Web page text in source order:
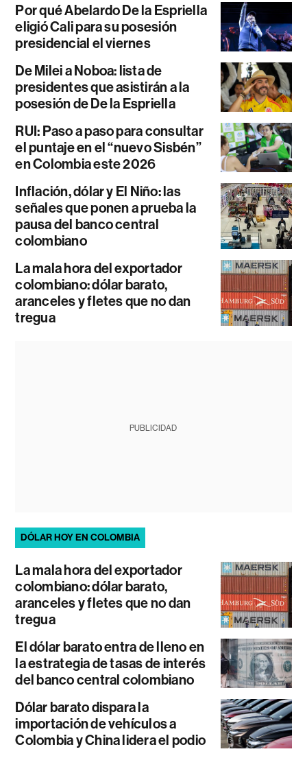
Por qué Abelardo De la Espriella
eligió Cali para su posesión
presidencial el viernes
De Milei a Noboa: lista de
presidentes que asistirán a la
posesión de De la Espriella
RUI: Paso a paso para consultar
el puntaje en el “nuevo Sisbén”
en Colombia este 2026
Inflación, dólar y El Niño: las
señales que ponen a prueba la
pausa del banco central
colombiano
La mala hora del exportador
colombiano: dólar barato,
aranceles y fletes que no dan
tregua
PUBLICIDAD
DÓLAR HOY EN COLOMBIA
La mala hora del exportador
colombiano: dólar barato,
aranceles y fletes que no dan
tregua
El dólar barato entra de lleno en
la estrategia de tasas de interés
del banco central colombiano
Dólar barato dispara la
importación de vehículos a
Colombia y China lidera el podio